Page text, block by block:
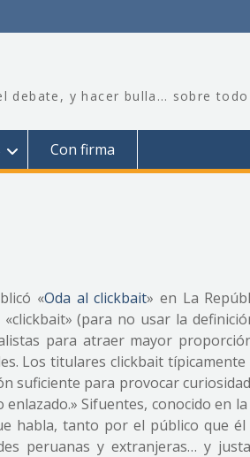
debate, y hacer bulla… sobre todo
Con firma
«Oda al clickbait» en La
(para no usar la
para atraer mayor
Los titulares clickbait
suficiente para provocar
Sifuentes, conocido en
habla, tanto por el público que
peruanas y extranjeras… y